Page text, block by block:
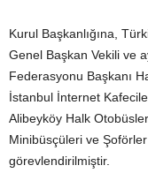
Kurul Başkanlığına,
Genel Başkan Vekili ve
Federasyonu Başkanı
İstanbul İnternet
Alibeyköy Halk
Minibüsçüleri ve
görevlendirilmiştir.